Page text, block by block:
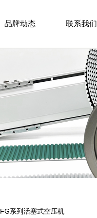
品牌动态 联系我们
FG系列活塞式空压机